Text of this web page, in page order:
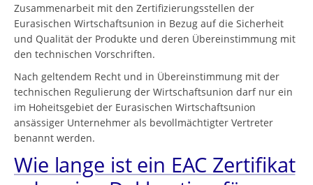
Zusammenarbeit mit den Zertifizierungsstellen der
Eurasischen Wirtschaftsunion in Bezug auf die Sicherheit
und Qualität der Produkte und deren Übereinstimmung mit
den technischen Vorschriften.
Nach geltendem Recht und in Übereinstimmung mit der
technischen Regulierung der Wirtschaftsunion darf nur ein
im Hoheitsgebiet der Eurasischen Wirtschaftsunion
ansässiger Unternehmer als bevollmächtigter Vertreter
benannt werden.
Wie lange ist ein EAC Zertifikat